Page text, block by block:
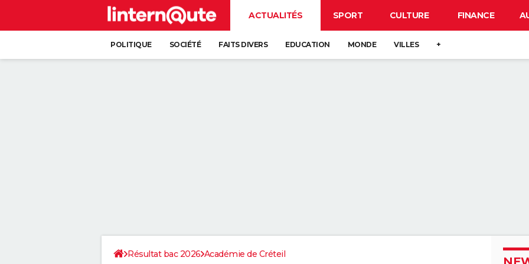
ACTUALITÉS SPORT CULTURE FINANCE
POLITIQUE SOCIÉTÉ FAITS DIVERS EDUCATION MONDE VILLES +
Résultat bac 2026 Académie de Créteil